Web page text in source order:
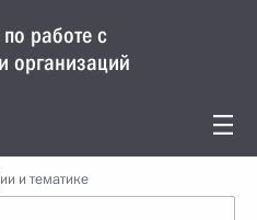
работе с
организаций
и тематике